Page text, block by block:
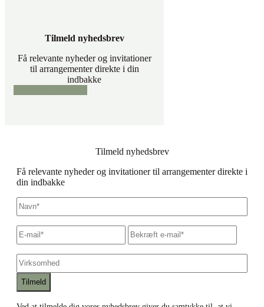
Tilmeld nyhedsbrev
Få relevante nyheder og invitationer
til arrangementer direkte i din
indbakke
Tilmeld nyhedsbrev
Få relevante nyheder og invitationer til arrangementer direkte i
din indbakke
Navn *
E-
mail*
Skriv
e-
Virksomhed